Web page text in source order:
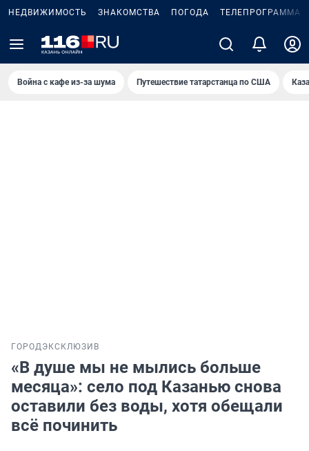
НЕДВИЖИМОСТЬ ЗНАКОМСТВА ПОГОДА ТЕЛЕПРОГРАММА
Война с кафе из-за шума Путешествие татарстанца по США
ГОРОДЭКСКЛЮЗИВ
«В душе мы не мылись больше
месяца»: село под Казанью снова
оставили без воды, хотя обещали
всё починить